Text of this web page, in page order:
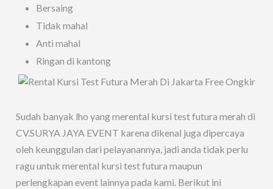
Bersaing
Tidak mahal
Anti mahal
Ringan di kantong
Sudah banyak lho yang merental kursi test futura merah di
CV.SURYA JAYA EVENT karena dikenal juga dipercaya
oleh keunggulan dari pelayanannya, jadi anda tidak perlu
ragu untuk merental kursi test futura maupun
perlengkapan event lainnya pada kami. Berikut ini